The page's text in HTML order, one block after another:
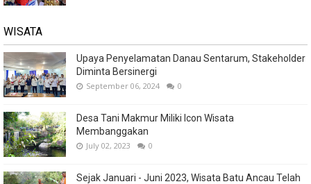
WISATA
Upaya Penyelamatan Danau Sentarum, Stakeholder
Diminta Bersinergi
September 06, 2024 0
Desa Tani Makmur Miliki Icon Wisata
Membanggakan
July 02, 2023 0
Sejak Januari - Juni 2023, Wisata Batu Ancau Telah